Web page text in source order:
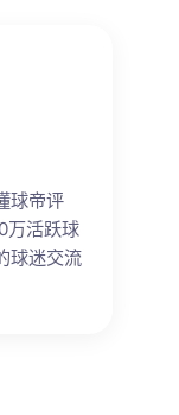
球帝评
万活跃球
球迷交流